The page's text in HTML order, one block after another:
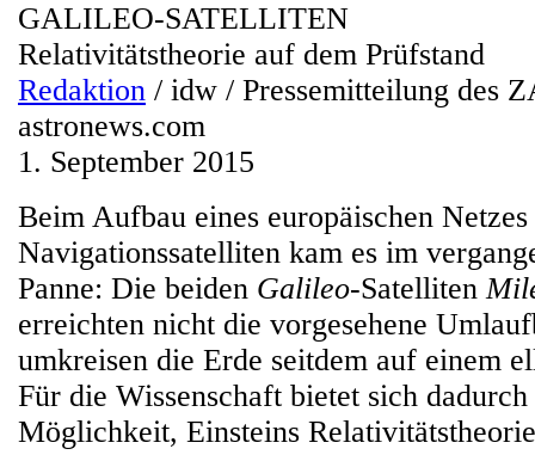
GALILEO-SATELLITEN
Relativitätstheorie auf dem Prüfstand
Redaktion / idw / Pressemitteilung des
astronews.com
1. September 2015
Beim Aufbau eines europäischen Netzes
Navigationssatelliten kam es im
Panne: Die beiden Galileo-Satelliten
erreichten nicht die vorgesehene
umkreisen die Erde seitdem auf einem
Für die Wissenschaft bietet sich
Möglichkeit, Einsteins